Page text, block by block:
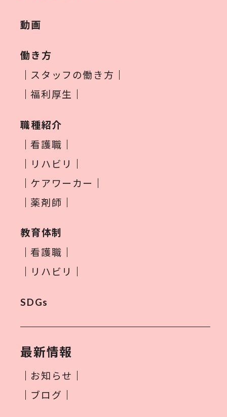
動画
働き方
スタッフの働き方
福利厚生
職種紹介
看護職
リハビリ
ケアワーカー
薬剤師
教育体制
看護職
リハビリ
SDGs
最新情報
お知らせ
ブログ